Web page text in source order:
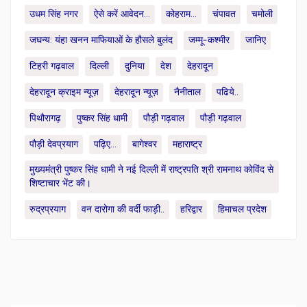
उधम सिंह नगर ऐसे करें आवेदन... कोहराम... चंपावत चमोली
जघन्य: यंहा खनन माफियाओं के हौसले बुलंद जम्मू-कश्मीर जानिए
टिहरी गढ़वाल दिल्ली दुनिया देश देहरादून
देहरादून क्राइम न्यूज़ देहरादून न्यूज़ नैनीताल पढिये..
पिथौरागढ़ पुष्कर सिंह धामी पौड़ी गढ़वाल पौड़ी गढ़वाल
पौड़ी देवप्रयाग पढ़िए... बागेश्वर महाराष्ट्र
मुख्यमंत्री पुष्कर सिंह धामी ने नई दिल्ली में राष्ट्रपति श्री रामनाथ कोविंद से
शिष्टाचार भेंट की।
रुद्रप्रयाग वन दारोगा की वर्दी फाड़ी.. हरिद्वार हिमाचल प्रदेश